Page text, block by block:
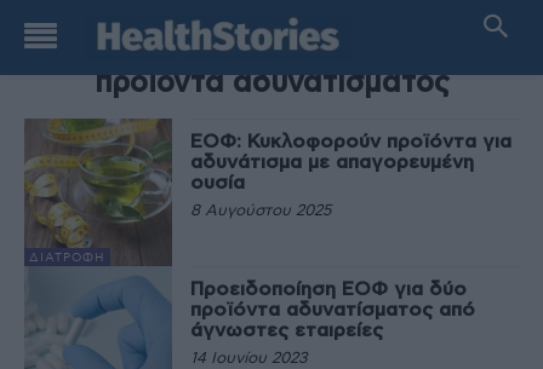
TAG
προϊόντα αδυνατίσματος
ΔΙΑΤΡΟΦΉ
ΕΟΦ: Κυκλοφορούν προϊόντα για
αδυνάτισμα με απαγορευμένη
ουσία
8 Αυγούστου 2025
Προειδοποίηση ΕΟΦ για δύο
προϊόντα αδυνατίσματος από
άγνωστες εταιρείες
14 Ιουνίου 2023